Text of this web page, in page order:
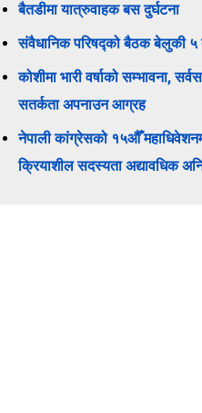
बैतडीमा यात्रुवाहक बस दुर्घटना
संवैधानिक परिषद्को बैठक बेलुकी
कोशीमा भारी वर्षाको सम्भावना,
सतर्कता अपनाउन आग्रह
नेपाली कांग्रेसको १५औँ
क्रियाशील सदस्यता अद्यावधिक